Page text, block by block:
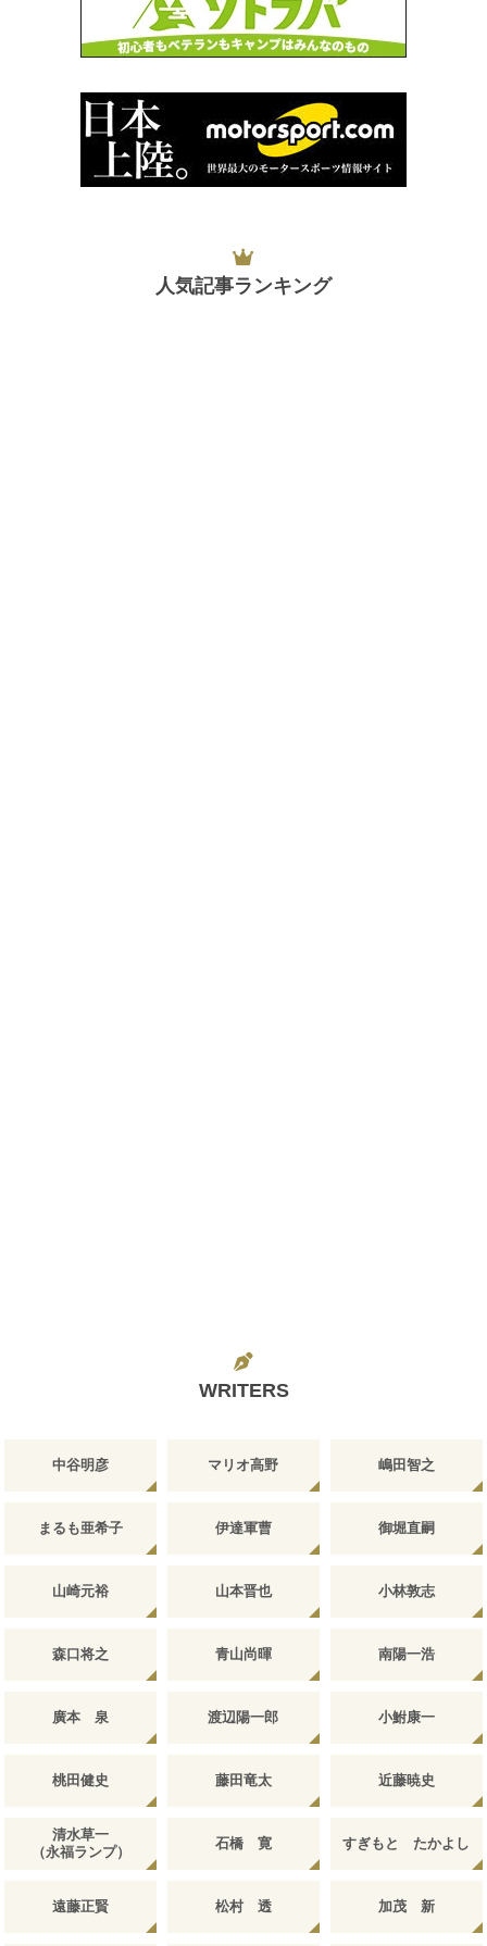
人気記事ランキング
WRITERS
中谷明彦 マリオ高野 嶋田智之
まるも亜希子 伊達軍曹 御堀直嗣
山崎元裕 山本晋也 小林敦志
森口将之 青山尚暉 南陽一浩
廣本 泉 渡辺陽一郎 小鮒康一
桃田健史 藤田竜太 近藤暁史
清水草一
（永福ランプ）
石橋 寛 すぎもと たかよし
遠藤正賢 松村 透 加茂 新